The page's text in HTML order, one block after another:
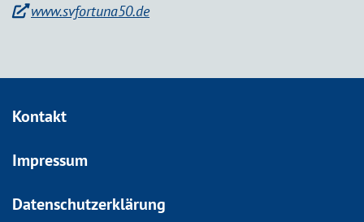
www.svfortuna50.de
Kontakt
Impressum
Datenschutzerklärung